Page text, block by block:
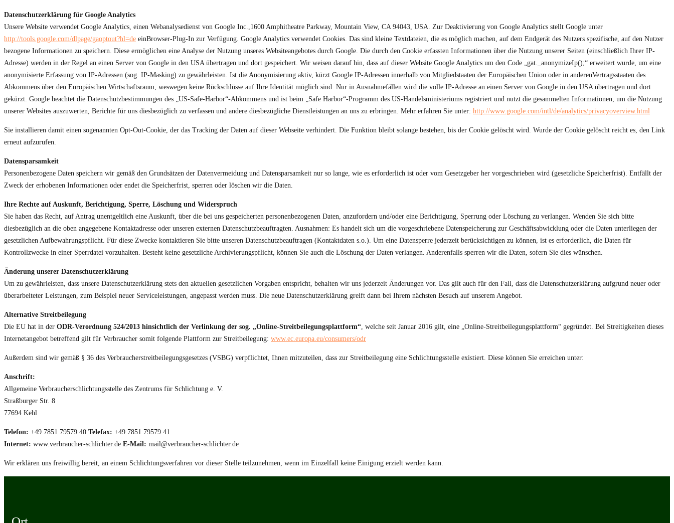
Datenschutzerklärung für Google Analytics
Unsere Website verwendet Google Analytics, einen Webanalysedienst von Google Inc.,1600 Amphitheatre Parkway, Mountain View, CA 94043, USA. Zur Deaktivierung von Google Analytics stellt Google unter
http://tools.google.com/dlpage/gaoptout?hl=de einBrowser-Plug-In zur Verfügung. Google Analytics verwendet Cookies. Das sind kleine Textdateien, die es möglich machen, auf dem Endgerät des Nutzers spezifische, auf den Nutzer
bezogene Informationen zu speichern. Diese ermöglichen eine Analyse der Nutzung unseres Websiteangebotes durch Google. Die durch den Cookie erfassten Informationen über die Nutzung unserer Seiten (einschließlich Ihrer IP-
Adresse) werden in der Regel an einen Server von Google in den USA übertragen und dort gespeichert. Wir weisen darauf hin, dass auf dieser Website Google Analytics um den Code „gat._anonymizeIp();“ erweitert wurde, um eine
anonymisierte Erfassung von IP-Adressen (sog. IP-Masking) zu gewährleisten. Ist die Anonymisierung aktiv, kürzt Google IP-Adressen innerhalb von Mitgliedstaaten der Europäischen Union oder in anderenVertragsstaaten des
Abkommens über den Europäischen Wirtschaftsraum, weswegen keine Rückschlüsse auf Ihre Identität möglich sind. Nur in Ausnahmefällen wird die volle IP-Adresse an einen Server von Google in den USA übertragen und dort
gekürzt. Google beachtet die Datenschutzbestimmungen des „US-Safe-Harbor“-Abkommens und ist beim „Safe Harbor“-Programm des US-Handelsministeriums registriert und nutzt die gesammelten Informationen, um die Nutzung
unserer Websites auszuwerten, Berichte für uns diesbezüglich zu verfassen und andere diesbezügliche Dienstleistungen an uns zu erbringen. Mehr erfahren Sie unter: http://www.google.com/intl/de/analytics/privacyoverview.html
Sie installieren damit einen sogenannten Opt-Out-Cookie, der das Tracking der Daten auf dieser Webseite verhindert. Die Funktion bleibt solange bestehen, bis der Cookie gelöscht wird. Wurde der Cookie gelöscht reicht es, den Link
erneut aufzurufen.
Datensparsamkeit
Personenbezogene Daten speichern wir gemäß den Grundsätzen der Datenvermeidung und Datensparsamkeit nur so lange, wie es erforderlich ist oder vom Gesetzgeber her vorgeschrieben wird (gesetzliche Speicherfrist). Entfällt der
Zweck der erhobenen Informationen oder endet die Speicherfrist, sperren oder löschen wir die Daten.
Ihre Rechte auf Auskunft, Berichtigung, Sperre, Löschung und Widerspruch
Sie haben das Recht, auf Antrag unentgeltlich eine Auskunft, über die bei uns gespeicherten personenbezogenen Daten, anzufordern und/oder eine Berichtigung, Sperrung oder Löschung zu verlangen. Wenden Sie sich bitte
diesbezüglich an die oben angegebene Kontaktadresse oder unseren externen Datenschutzbeauftragten. Ausnahmen: Es handelt sich um die vorgeschriebene Datenspeicherung zur Geschäftsabwicklung oder die Daten unterliegen der
gesetzlichen Aufbewahrungspflicht. Für diese Zwecke kontaktieren Sie bitte unseren Datenschutzbeauftragen (Kontaktdaten s.o.). Um eine Datensperre jederzeit berücksichtigen zu können, ist es erforderlich, die Daten für
Kontrollzwecke in einer Sperrdatei vorzuhalten. Besteht keine gesetzliche Archivierungspflicht, können Sie auch die Löschung der Daten verlangen. Anderenfalls sperren wir die Daten, sofern Sie dies wünschen.
Änderung unserer Datenschutzerklärung
Um zu gewährleisten, dass unsere Datenschutzerklärung stets den aktuellen gesetzlichen Vorgaben entspricht, behalten wir uns jederzeit Änderungen vor. Das gilt auch für den Fall, dass die Datenschutzerklärung aufgrund neuer oder
überarbeiteter Leistungen, zum Beispiel neuer Serviceleistungen, angepasst werden muss. Die neue Datenschutzerklärung greift dann bei Ihrem nächsten Besuch auf unserem Angebot.
Alternative Streitbeilegung
Die EU hat in der ODR-Verordnung 524/2013 hinsichtlich der Verlinkung der sog. „Online-Streitbeilegungsplattform“, welche seit Januar 2016 gilt, eine „Online-Streitbeilegungsplattform“ gegründet. Bei Streitigkeiten dieses
Internetangebot betreffend gilt für Verbraucher somit folgende Plattform zur Streitbeilegung: www.ec.europa.eu/consumers/odr
Außerdem sind wir gemäß § 36 des Verbraucherstreitbeilegungsgesetzes (VSBG) verpflichtet, Ihnen mitzuteilen, dass zur Streitbeilegung eine Schlichtungsstelle existiert. Diese können Sie erreichen unter:
Anschrift:
Allgemeine Verbraucherschlichtungsstelle des Zentrums für Schlichtung e. V.
Straßburger Str. 8
77694 Kehl
Telefon: +49 7851 79579 40 Telefax: +49 7851 79579 41
Internet: www.verbraucher-schlichter.de E-Mail: mail@verbraucher-schlichter.de
Wir erklären uns freiwillig bereit, an einem Schlichtungsverfahren vor dieser Stelle teilzunehmen, wenn im Einzelfall keine Einigung erzielt werden kann.